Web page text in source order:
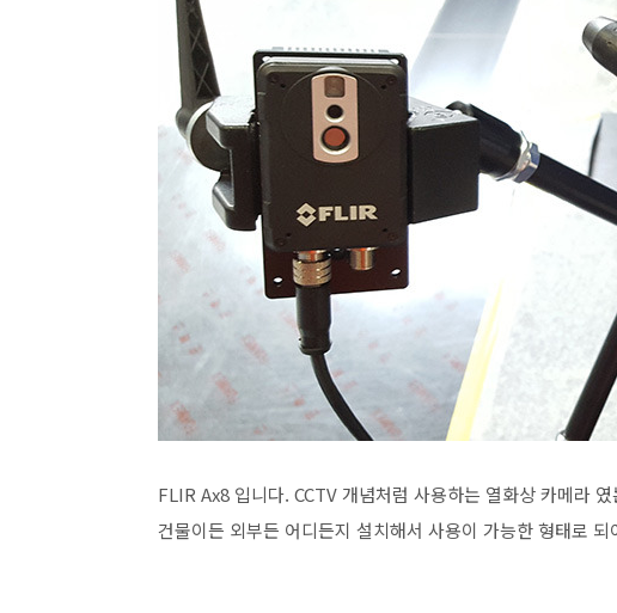
FLIR Ax8 입니다. CCTV 개념처럼 사용하는 열화상 카메라
건물이든 외부든 어디든지 설치해서 사용이 가능한 형태로